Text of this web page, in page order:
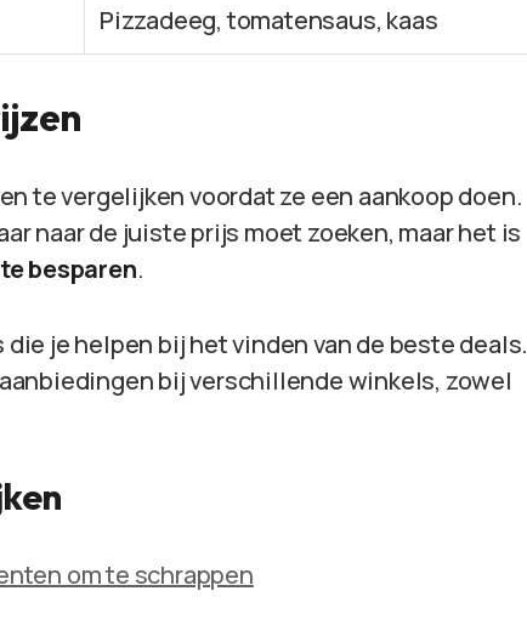
Pizzadeeg, tomatensaus, kaas
te vergelijken voordat ze een aankoop doen.
naar de juiste prijs moet zoeken, maar het is
besparen.
je helpen bij het vinden van de beste deals.
bij verschillende winkels, zowel
om te schrappen